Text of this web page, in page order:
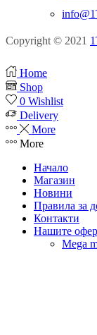
Copyright © 2021
Home
Shop
0 Wishlist
Delivery
More
More
Начало
Магазин
Новини
Правила за
Контакти
Нашите
Mega